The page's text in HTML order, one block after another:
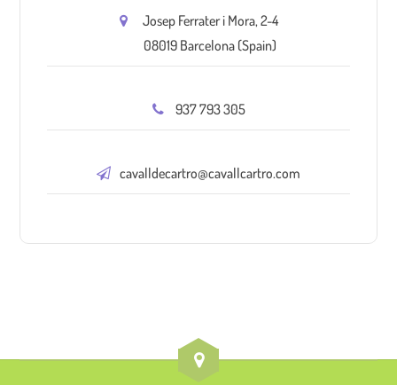
Josep Ferrater i Mora, 2-4
08019 Barcelona (Spain)
937 793 305
cavalldecartro@cavallcartro.com